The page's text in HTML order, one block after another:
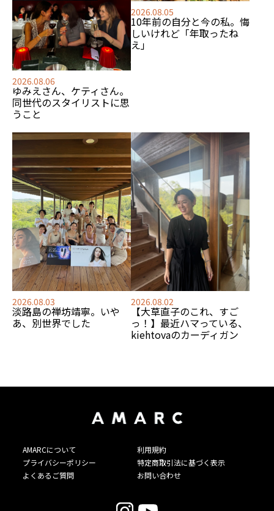
2026.08.06
ゆみえさん、ケティさん。
同世代のスタイリストに思
うこと
2026.08.05
10年前の自分と今の私。悔
しいけれど「年取ったね
え」
2026.08.03
淡路島の禅坊靖寧。いや
あ、別世界でした
2026.08.02
【大草直子のこれ、すご
っ！】最近ハマっている、
kiehtovaのカーディガン
AMARCについて
利用規約
プライバシーポリシー
特定商取引法に基づく表示
よくあるご質問
お問い合わせ